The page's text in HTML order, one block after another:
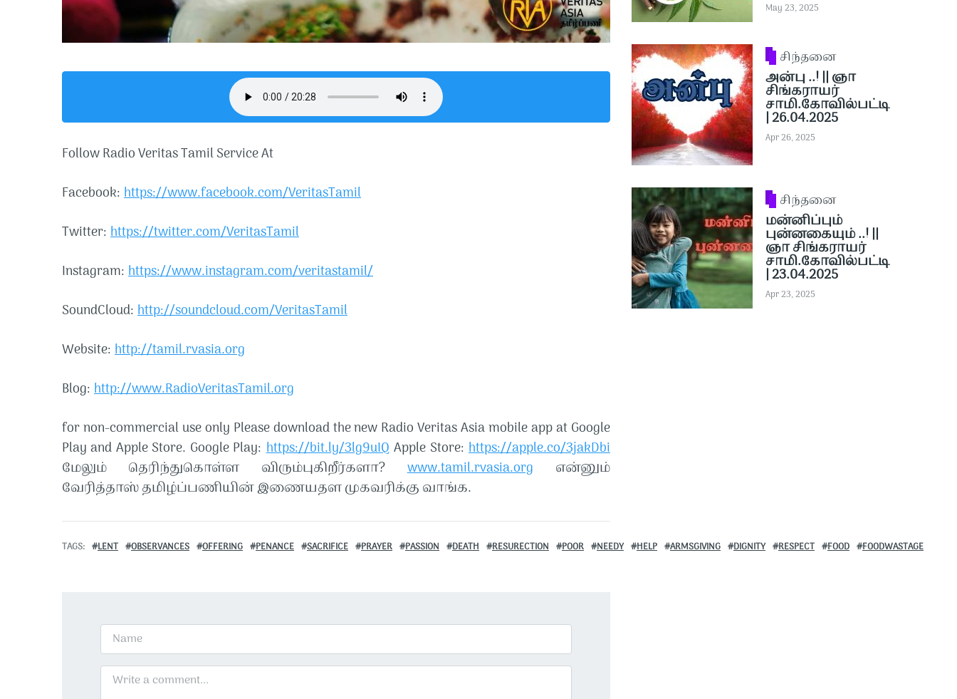
Follow Radio Veritas Tamil Service At
Facebook: https://www.facebook.com/VeritasTamil
Twitter: https://twitter.com/VeritasTamil
Instagram: https://www.instagram.com/veritastamil/
SoundCloud: http://soundcloud.com/VeritasTamil
Website: http://tamil.rvasia.org
Blog: http://www.RadioVeritasTamil.org
for non-commercial use only Please download the new Radio Veritas Asia mobile app at Google
Play and Apple Store. Google Play:https://bit.ly/3lg9uIQApple Store:https://apple.co/3jakDbi
மேலும் தெரிந்துகொள்ள விரும்புகிறீர்களா?www.tamil.rvasia.org என்னும்
வேரித்தாஸ் தமிழ்ப்பணியின் இணையதள முகவரிக்கு வாங்க.
TAGS LENT OBSERVANCES OFFERING PENANCE SACRIFICE PRAYER PASSION DEATH RESURECTION POOR NEEDY HELP ARMSGIVING DIGNITY RESPECT FOOD FOODWASTAGE
May 23, 2025
சிந்தனை
அன்பு ..! || ஞா
சிங்கராயர்
சாமி.கோவில்பட்டி
| 26.04.2025
Apr 26, 2025
சிந்தனை
மன்னிப்பும்
புன்னகையும் ..! ||
ஞா சிங்கராயர்
சாமி.கோவில்பட்டி
| 23.04.2025
Apr 23, 2025